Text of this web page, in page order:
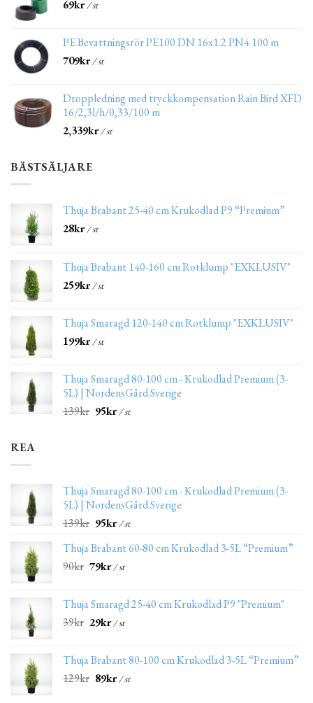
69kr/ st
PE Bevattningsrör PE100 DN 16x1.2 PN4 100 m
709kr/ st
Droppledning med tryckkompensation Rain Bird XFD
16/2,3l/h/0,33/100 m
2,339kr/ st
BÄSTSÄLJARE
Thuja Brabant 25-40 cm Krukodlad P9 “Premium”
28kr/ st
Thuja Brabant 140-160 cm Rotklump "EXKLUSIV"
259kr/ st
Thuja Smaragd 120-140 cm Rotklump "EXKLUSIV"
199kr/ st
Thuja Smaragd 80-100 cm - Krukodlad Premium (3-
5L) | NordensGård Sverige
139kr 95kr/ st
REA
Thuja Smaragd 80-100 cm - Krukodlad Premium (3-
5L) | NordensGård Sverige
139kr 95kr/ st
Thuja Brabant 60-80 cm Krukodlad 3-5L “Premium”
90kr 79kr/ st
Thuja Smaragd 25-40 cm Krukodlad P9 "Premium"
39kr 29kr/ st
Thuja Brabant 80-100 cm Krukodlad 3-5L “Premium”
129kr 89kr/ st